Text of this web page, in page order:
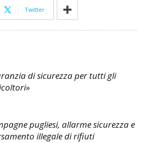
Twitter
di sicurezza per tutti gli
pugliesi, allarme sicurezza e
illegale di rifiuti